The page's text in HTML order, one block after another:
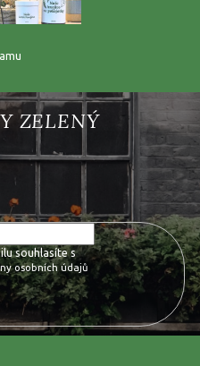
informace o nových
souhlasíte s
osobních údajů